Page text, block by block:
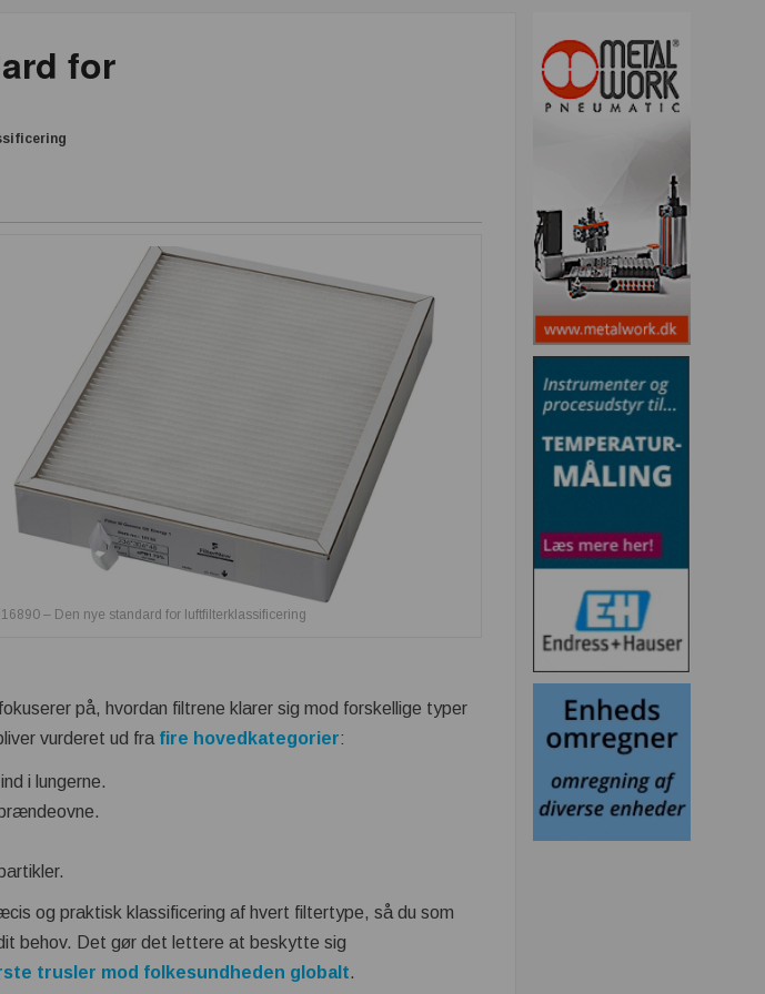
for
– Den nye standard for luftfilterklassificering
på, hvordan filtrene klarer sig mod forskellige typer
vurderet ud fra fire hovedkategorier:
i lungerne.
og praktisk klassificering af hvert filtertype, så du som
behov. Det gør det lettere at beskytte sig
trusler mod folkesundheden globalt.